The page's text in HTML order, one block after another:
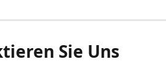
Sie Uns